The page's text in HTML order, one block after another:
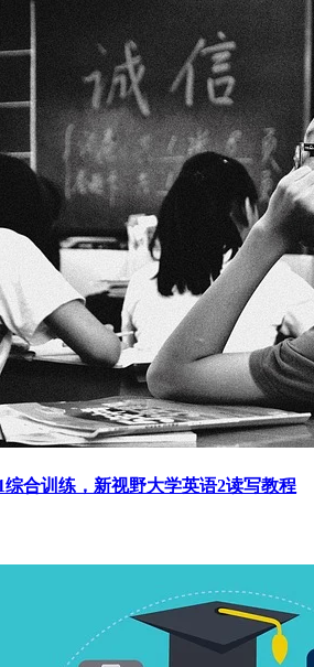
综合训练，新视野大学英语2读写教程